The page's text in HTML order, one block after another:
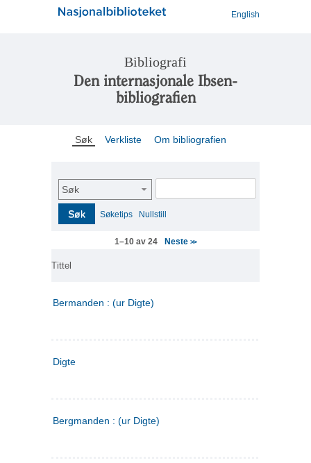
English
Bibliografi
Den internasjonale Ibsen-
bibliografien
Søk Verkliste Om bibliografien
Søk
Søk Søketips Nullstill
1–10 av 24 Neste>>
Tittel
Bermanden : (ur Digte)
Digte
Bergmanden : (ur Digte)